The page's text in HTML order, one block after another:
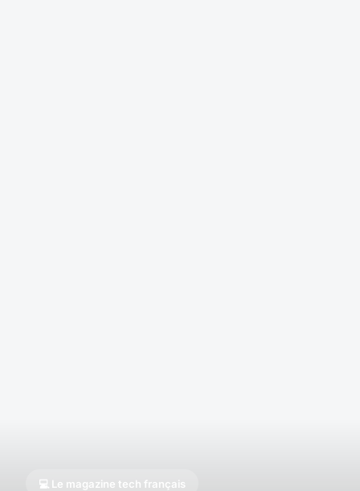
💻 Le magazine tech français